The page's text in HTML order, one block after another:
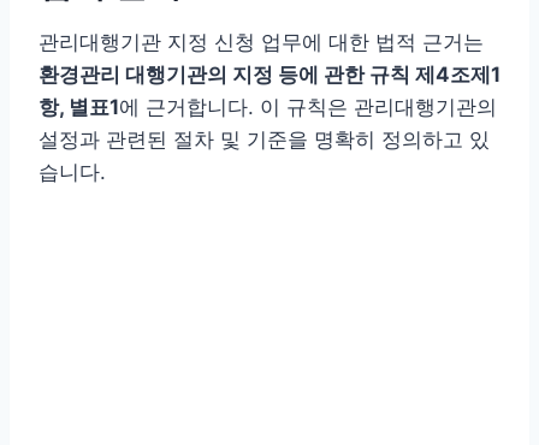
관리대행기관 지정 신청 업무에 대한 법적 근거는
환경관리 대행기관의 지정 등에 관한 규칙 제4조제1
항, 별표1에 근거합니다. 이 규칙은 관리대행기관의
설정과 관련된 절차 및 기준을 명확히 정의하고 있
습니다.